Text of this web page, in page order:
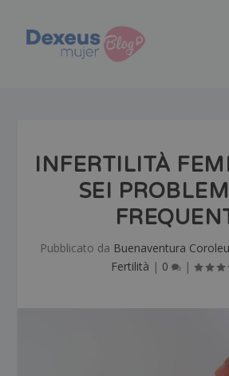
INFERTILITÀ
SEI
Pubblicato da Buenaventura Coroleu
Fertilità | 0 |